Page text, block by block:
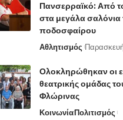
Πανσερραϊκό: Από
στα μεγάλα σαλόνια
ποδοσφαίρου
Αθλητισμός
Ολοκληρώθηκαν οι
θεατρικής ομάδας
Φλώρινας
ΚοινωνίαΠολιτισμός